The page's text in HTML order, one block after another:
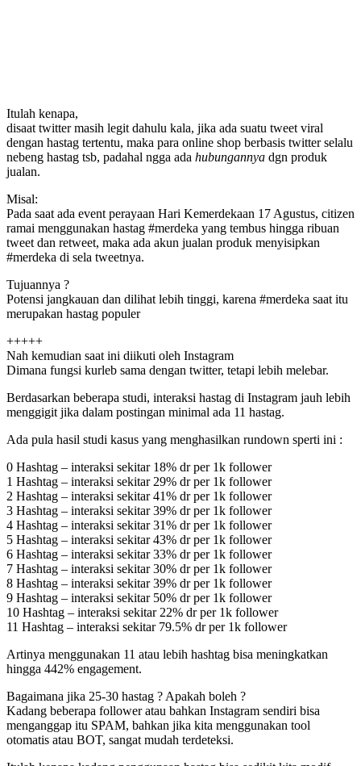
Itulah kenapa,
disaat twitter masih legit dahulu kala, jika ada suatu tweet viral
dengan hastag tertentu, maka para online shop berbasis twitter selalu
nebeng hastag tsb, padahal ngga ada hubungannya dgn produk
jualan.
Misal:
Pada saat ada event perayaan Hari Kemerdekaan 17 Agustus, citizen
ramai menggunakan hastag #merdeka yang tembus hingga ribuan
tweet dan retweet, maka ada akun jualan produk menyisipkan
#merdeka di sela tweetnya.
Tujuannya ?
Potensi jangkauan dan dilihat lebih tinggi, karena #merdeka saat itu
merupakan hastag populer
+++++
Nah kemudian saat ini diikuti oleh Instagram
Dimana fungsi kurleb sama dengan twitter, tetapi lebih melebar.
Berdasarkan beberapa studi, interaksi hastag di Instagram jauh lebih
menggigit jika dalam postingan minimal ada 11 hastag.
Ada pula hasil studi kasus yang menghasilkan rundown sperti ini :
0 Hashtag – interaksi sekitar 18% dr per 1k follower
1 Hashtag – interaksi sekitar 29% dr per 1k follower
2 Hashtag – interaksi sekitar 41% dr per 1k follower
3 Hashtag – interaksi sekitar 39% dr per 1k follower
4 Hashtag – interaksi sekitar 31% dr per 1k follower
5 Hashtag – interaksi sekitar 43% dr per 1k follower
6 Hashtag – interaksi sekitar 33% dr per 1k follower
7 Hashtag – interaksi sekitar 30% dr per 1k follower
8 Hashtag – interaksi sekitar 39% dr per 1k follower
9 Hashtag – interaksi sekitar 50% dr per 1k follower
10 Hashtag – interaksi sekitar 22% dr per 1k follower
11 Hashtag – interaksi sekitar 79.5% dr per 1k follower
Artinya menggunakan 11 atau lebih hashtag bisa meningkatkan
hingga 442% engagement.
Bagaimana jika 25-30 hastag ? Apakah boleh ?
Kadang beberapa follower atau bahkan Instagram sendiri bisa
menganggap itu SPAM, bahkan jika kita menggunakan tool
otomatis atau BOT, sangat mudah terdeteksi.